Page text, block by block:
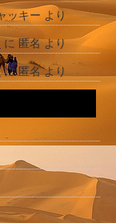
ッキー より
に匿名より
に匿名より